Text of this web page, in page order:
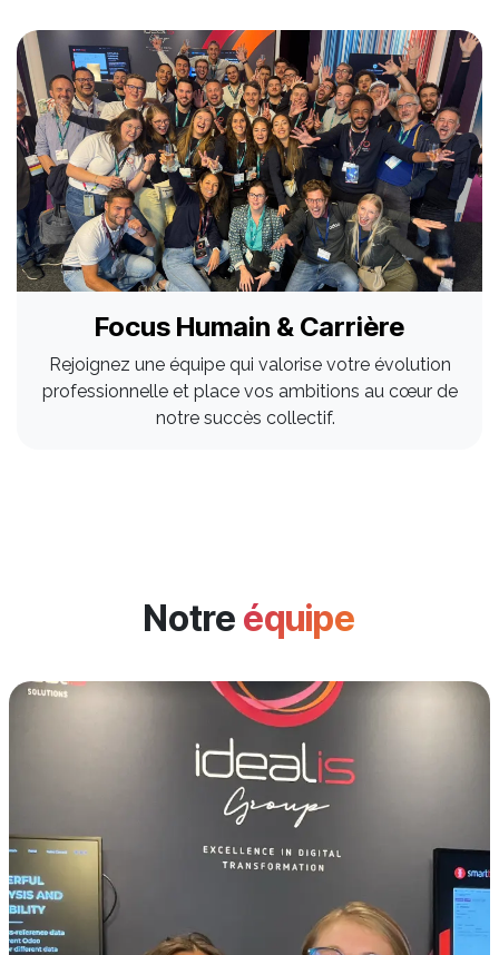
Focus Humain & Carrière
Rejoignez une équipe qui valorise votre évolution
professionnelle et place vos ambitions au cœur de
notre succès collectif.
Notre équipe